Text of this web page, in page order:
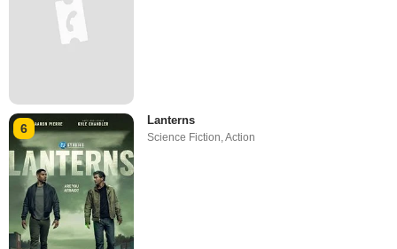
6
Lanterns
Science Fiction,Action